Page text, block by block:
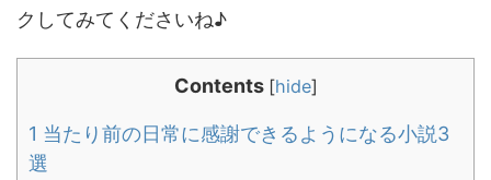
クしてみてくださいね♪
Contents [hide]
1 当たり前の日常に感謝できるようになる小説3
選